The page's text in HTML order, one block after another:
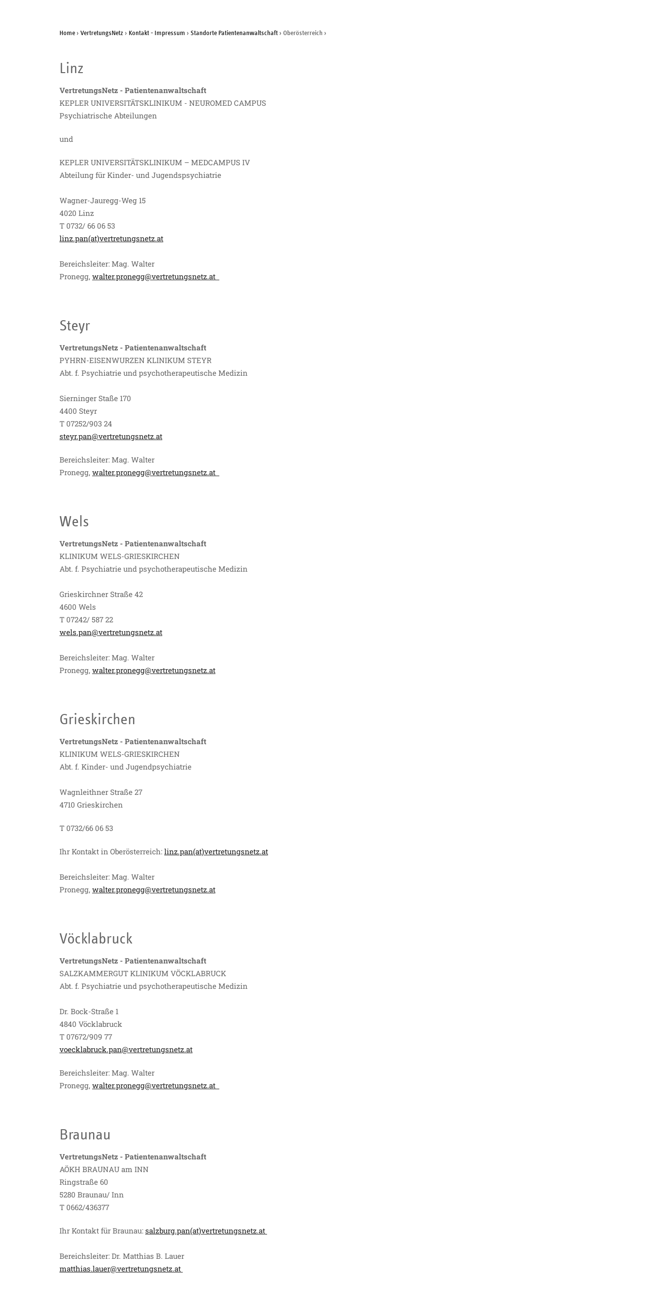
Home › VertretungsNetz › Kontakt - Impressum › Standorte Patientenanwaltschaft › Oberösterreich ›
Linz
VertretungsNetz - Patientenanwaltschaft
KEPLER UNIVERSITÄTSKLINIKUM - NEUROMED CAMPUS
Psychiatrische Abteilungen
und
KEPLER UNIVERSITÄTSKLINIKUM – MEDCAMPUS IV
Abteilung für Kinder- und Jugendspsychiatrie
Wagner-Jauregg-Weg 15
4020 Linz
T 0732/ 66 06 53
linz.pan(at)vertretungsnetz.at
Bereichsleiter: Mag. Walter
Pronegg, walter.pronegg@vertretungsnetz.at
Steyr
VertretungsNetz - Patientenanwaltschaft
PYHRN-EISENWURZEN KLINIKUM STEYR
Abt. f. Psychiatrie und psychotherapeutische Medizin
Sierninger Staße 170
4400 Steyr
T 07252/903 24
steyr.pan@vertretungsnetz.at
Bereichsleiter: Mag. Walter
Pronegg, walter.pronegg@vertretungsnetz.at
Wels
VertretungsNetz - Patientenanwaltschaft
KLINIKUM WELS-GRIESKIRCHEN
Abt. f. Psychiatrie und psychotherapeutische Medizin
Grieskirchner Straße 42
4600 Wels
T 07242/ 587 22
wels.pan@vertretungsnetz.at
Bereichsleiter: Mag. Walter
Pronegg, walter.pronegg@vertretungsnetz.at
Grieskirchen
VertretungsNetz - Patientenanwaltschaft
KLINIKUM WELS-GRIESKIRCHEN
Abt. f. Kinder- und Jugendpsychiatrie
Wagnleithner Straße 27
4710 Grieskirchen
T 0732/66 06 53
Ihr Kontakt in Oberösterreich: linz.pan(at)vertretungsnetz.at
Bereichsleiter: Mag. Walter
Pronegg, walter.pronegg@vertretungsnetz.at
Vöcklabruck
VertretungsNetz - Patientenanwaltschaft
SALZKAMMERGUT KLINIKUM VÖCKLABRUCK
Abt. f. Psychiatrie und psychotherapeutische Medizin
Dr. Bock-Straße 1
4840 Vöcklabruck
T 07672/909 77
voecklabruck.pan@vertretungsnetz.at
Bereichsleiter: Mag. Walter
Pronegg, walter.pronegg@vertretungsnetz.at
Braunau
VertretungsNetz - Patientenanwaltschaft
AÖKH BRAUNAU am INN
Ringstraße 60
5280 Braunau/ Inn
T 0662/436377
Ihr Kontakt für Braunau: salzburg.pan(at)vertretungsnetz.at
Bereichsleiter: Dr. Matthias B. Lauer
matthias.lauer@vertretungsnetz.at